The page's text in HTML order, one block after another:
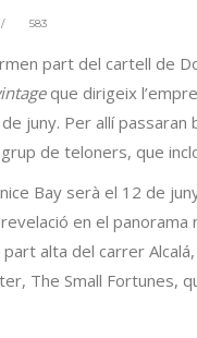
583
part del cartell de
que dirigeix
juny. Per allí
de teloners, que
Bay serà el 12 de
en el
part alta del carrer
The Small Fortunes,